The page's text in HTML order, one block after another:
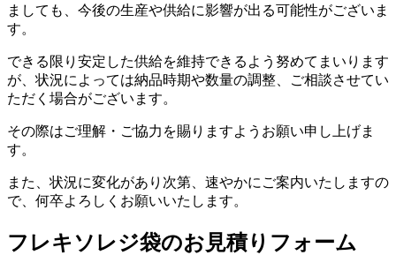
ましても、今後の生産や供給に影響が出る可能性がございま
す。
できる限り安定した供給を維持できるよう努めてまいります
が、状況によっては納品時期や数量の調整、ご相談させてい
ただく場合がございます。
その際はご理解・ご協力を賜りますようお願い申し上げま
す。
また、状況に変化があり次第、速やかにご案内いたしますの
で、何卒よろしくお願いいたします。
フレキソレジ袋のお見積りフォーム